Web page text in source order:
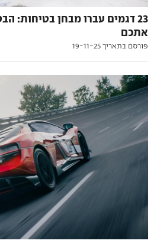
23 דגמים עברו מבחן בטיחות:
אתכם
פורסם בתאריך 19-11-25